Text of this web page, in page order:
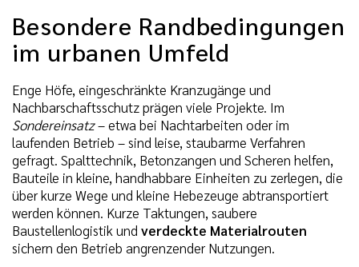
Besondere Randbedingungen
im urbanen Umfeld
Enge Höfe, eingeschränkte Kranzugänge und
Nachbarschaftsschutz prägen viele Projekte. Im
Sondereinsatz– etwa bei Nachtarbeiten oder im
laufenden Betrieb – sind leise, staubarme Verfahren
gefragt. Spalttechnik, Betonzangen und Scheren helfen,
Bauteile in kleine, handhabbare Einheiten zu zerlegen, die
über kurze Wege und kleine Hebezeuge abtransportiert
werden können. Kurze Taktungen, saubere
Baustellenlogistik und verdeckte Materialrouten
sichern den Betrieb angrenzender Nutzungen.